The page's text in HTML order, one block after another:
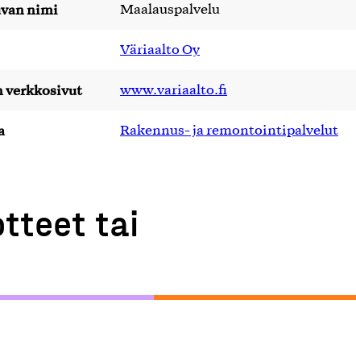
nimi Maalauspalvelu
Väriaalto Oy
verkkosivut www.variaalto.fi
Rakennus- ja remontointipalvelut
tai